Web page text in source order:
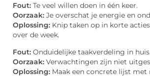
Fout: Te veel willen doen in één keer.
Oorzaak: Je overschat je energie en
Oplossing: Knip taken op in korte
over de week.
Fout: Onduidelijke taakverdeling in huis.
Oorzaak: Verwachtingen zijn niet
Oplossing: Maak een concrete lijst met